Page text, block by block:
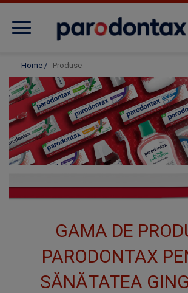
Evaluează sănătatea gingiilor
Despre afecțiunea gingivală
Produse
GAMA DE
PARODONTAX
SĂNĂTATEA
Home / Produse